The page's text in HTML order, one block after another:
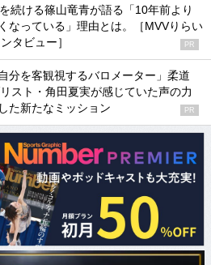
続ける篠山竜青が語る「10年前より
なっている」理由とは。［MVVりらい
タビュー］
PR
分を客観視するバロメーター」柔道
スト・角田夏実が感じていた声の力
た新たなミッション
PR